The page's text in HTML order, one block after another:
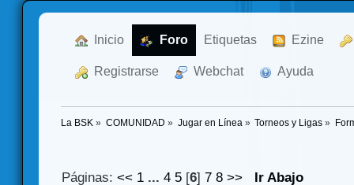
Inicio Foro Etiquetas Ezine
Registrarse Webchat Ayuda
La BSK » COMUNIDAD » Jugar en Línea » Torneos y Ligas »
Páginas:<< 1 ...4 5 [6]7 8 >> Ir Abajo